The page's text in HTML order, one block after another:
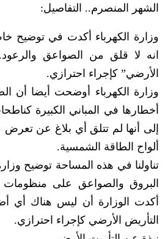
الشهر المنصرم.. التفاصيل:
وزارة الكهرباء أكدت في توضيح
انه لا قلق من الصواعق
الأرضي” كإجراء احترازي.
وزارة الكهرباء أوضحت أيضا أن
أخطارها في المباني الكبيرة
إلى أنها لم تتلق أي بلاغ عن
ألواح الطاقة الشمسية.
تناولنا في هذه المساحة توضيح
البروق والصواعق على منظومات
أكدت الوزارة أن ليس هناك أي
التأريض الأرضي كإجراء احترازي.